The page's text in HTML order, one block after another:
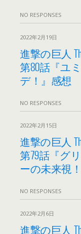
NO RESPONSES
2022年2月19日
進撃の巨人
第80話『ユ
デ！』感想
NO RESPONSES
2022年2月15日
進撃の巨人
第79話『グ
ーの未来視
NO RESPONSES
2022年2月6日
進撃の巨人